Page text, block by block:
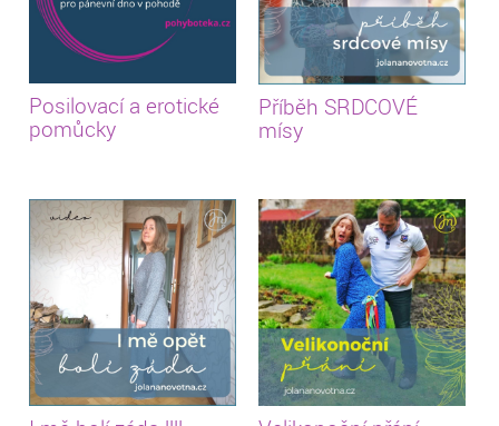
Posilovací a erotické
pomůcky
Příběh SRDCOVÉ
mísy